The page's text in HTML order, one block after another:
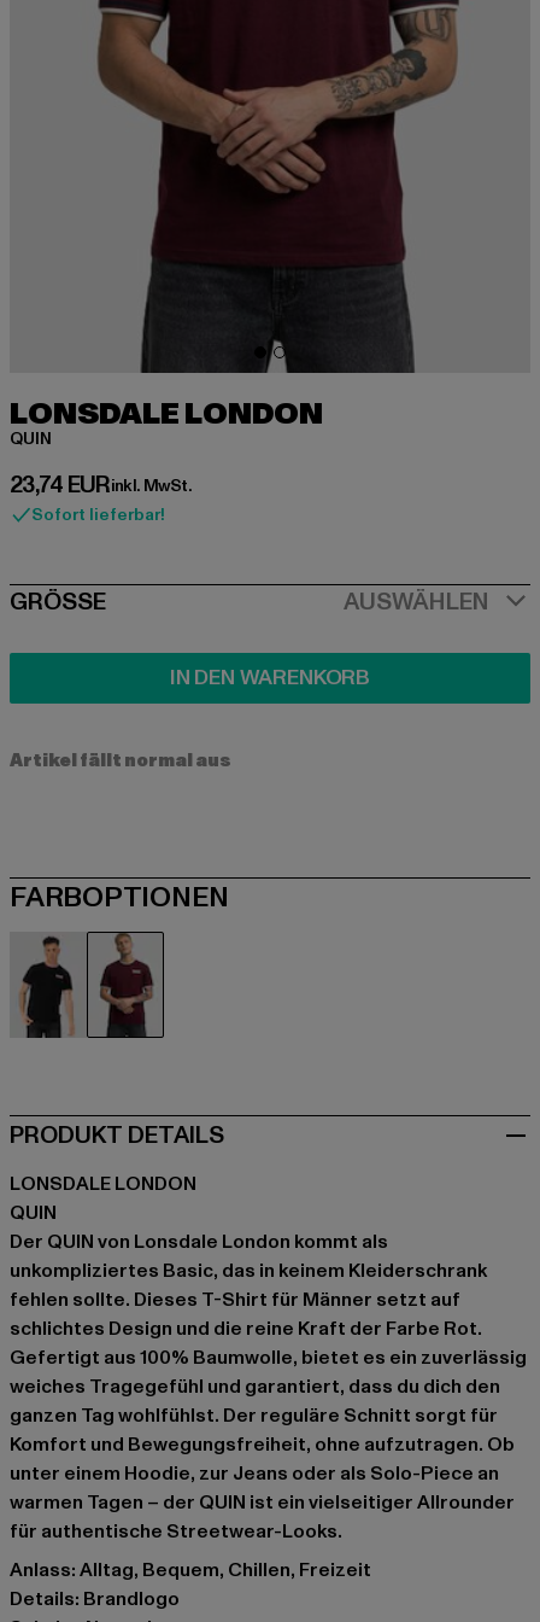
LONSDALE LONDON
QUIN
23,74 EUR
Derzeitiger Preis: 23,74 EUR
inkl. MwSt.
Sofort lieferbar!
SIZE
GRÖSSE AUSWÄHLEN
IN DEN WARENKORB
Artikel fällt normal aus
FARBOPTIONEN
PRODUKT DETAILS
LONSDALE LONDON
QUIN
Der QUIN von Lonsdale London kommt als
unkompliziertes Basic, das in keinem Kleiderschrank
fehlen sollte. Dieses T-Shirt für Männer setzt auf
schlichtes Design und die reine Kraft der Farbe Rot.
Gefertigt aus 100% Baumwolle, bietet es ein zuverlässig
weiches Tragegefühl und garantiert, dass du dich den
ganzen Tag wohlfühlst. Der reguläre Schnitt sorgt für
Komfort und Bewegungsfreiheit, ohne aufzutragen. Ob
unter einem Hoodie, zur Jeans oder als Solo-Piece an
warmen Tagen – der QUIN ist ein vielseitiger Allrounder
für authentische Streetwear-Looks.
Anlass: Alltag, Bequem, Chillen, Freizeit
Details: Brandlogo